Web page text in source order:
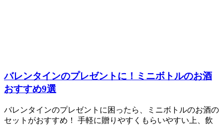
バレンタインのプレゼントに！ミニボトルのお酒
おすすめ9選
バレンタインのプレゼントに困ったら、ミニボトルのお酒の
セットがおすすめ！ 手軽に贈りやすくもらいやすい上、飲